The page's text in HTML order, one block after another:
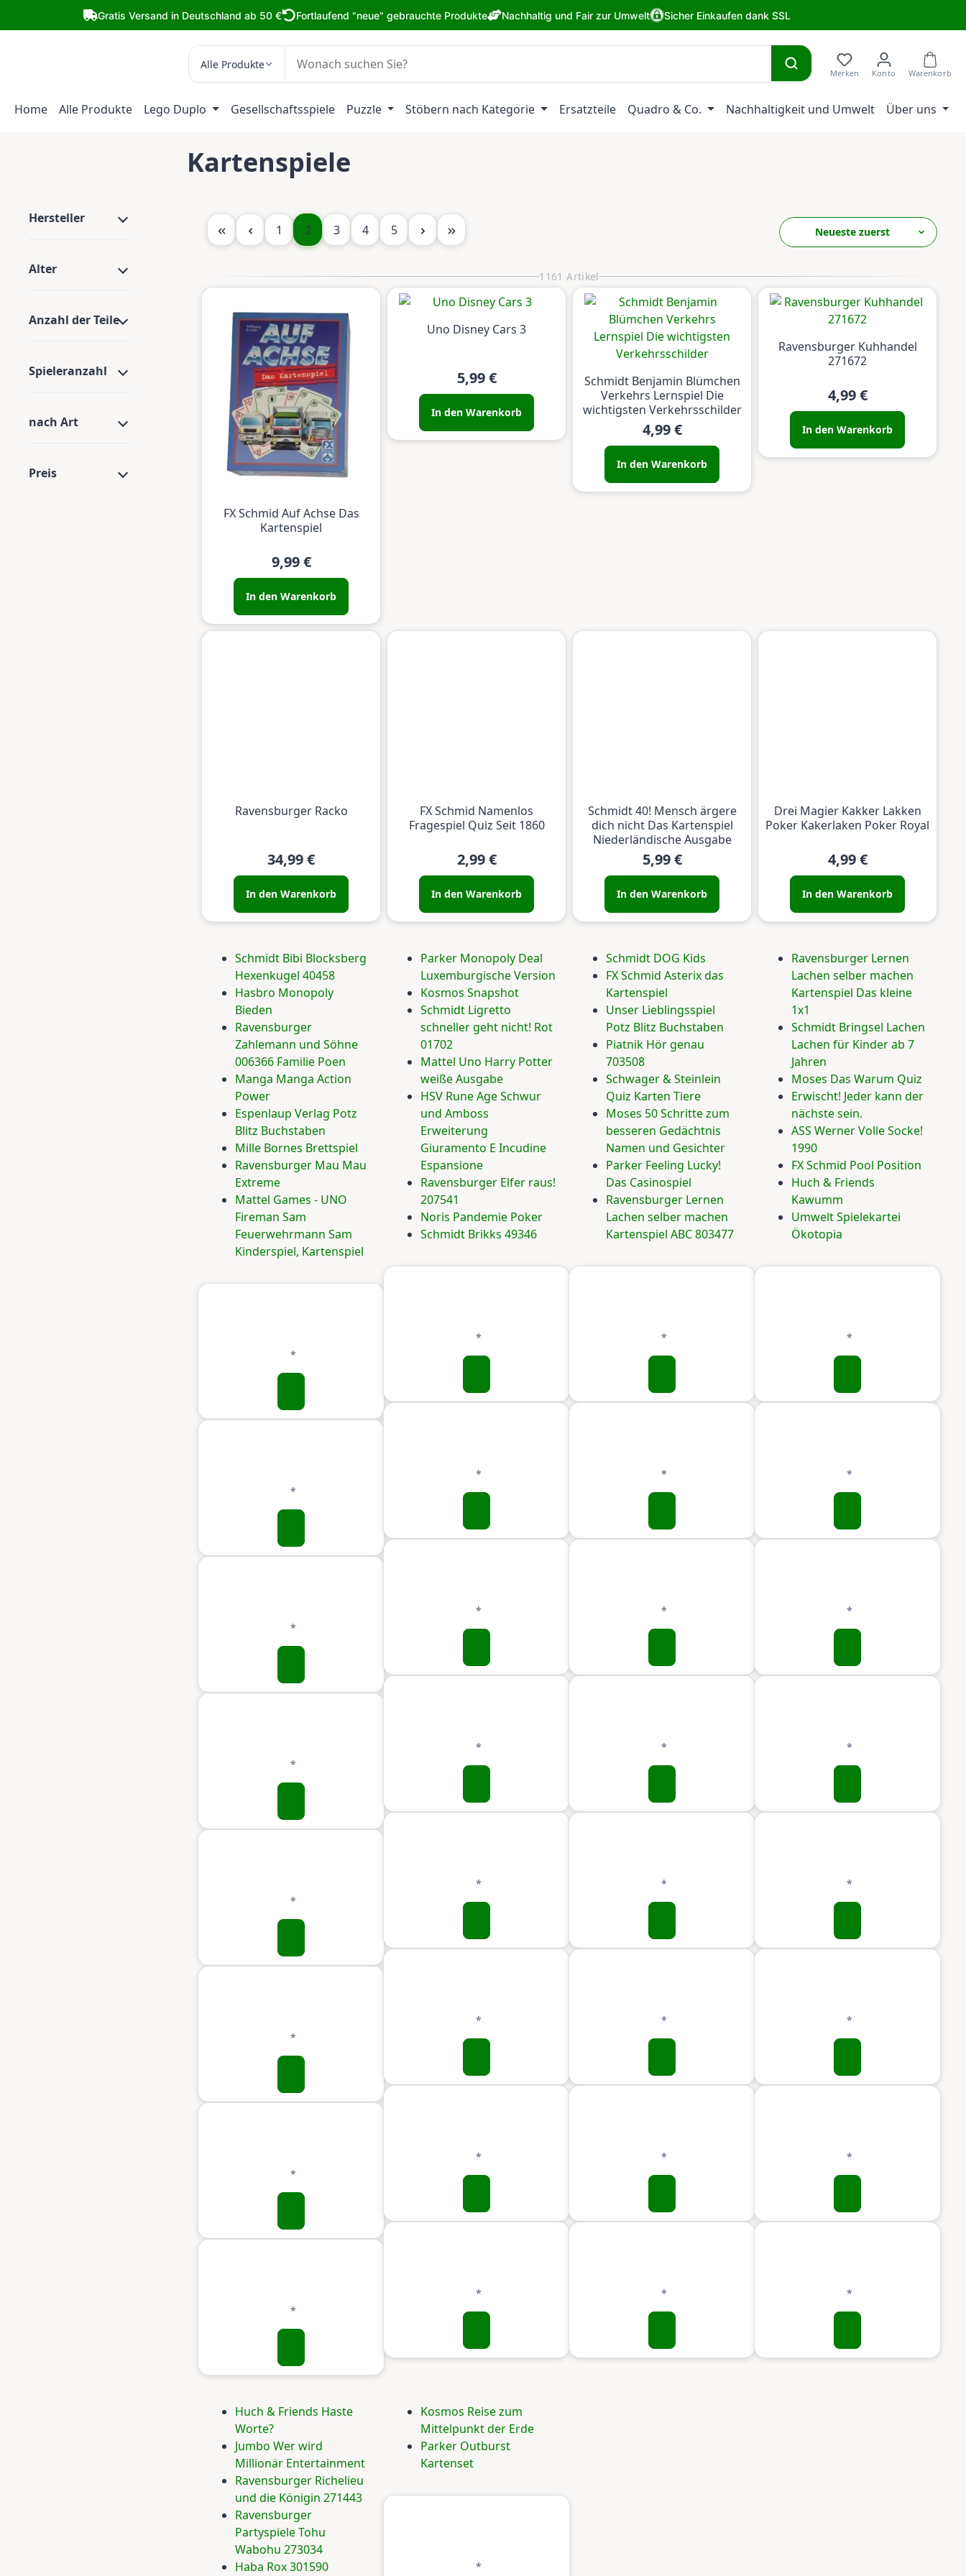
Hauptinhalt springen
Zur Suche springen
Zur Hauptnavigation springen
Gratis Versand in Deutschland ab 50 € Fortlaufend "neue" gebrauchte Produkte Nachhaltig und Fair zur Umwelt Sicher Einkaufen dank SSL
Alle Produkte
Home Alle Produkte Lego Duplo Gesellschaftsspiele Puzzle Stöbern nach Kategorie Ersatzteile Quadro & Co. Nachhaltigkeit und Umwelt Über uns
Hersteller
Alter
Anzahl der Teile
Spieleranzahl
nach Art
Preis
Kartenspiele
Seite
1 Seite
2 Seite
3 Seite
4 Seite
5
1161 Artikel
FX Schmid Auf Achse Das
Kartenspiel
9,99 €
In den Warenkorb
Uno Disney Cars 3
5,99 €
In den Warenkorb
Schmidt Benjamin Blümchen
Verkehrs Lernspiel Die
wichtigsten Verkehrsschilder
4,99 €
In den Warenkorb
Ravensburger Kuhhandel
271672
4,99 €
In den Warenkorb
Ravensburger Racko
34,99 €
In den Warenkorb
FX Schmid Namenlos
Fragespiel Quiz Seit 1860
2,99 €
In den Warenkorb
Schmidt 40! Mensch ärgere
dich nicht Das Kartenspiel
Niederländische Ausgabe
5,99 €
In den Warenkorb
Drei Magier Kakker Lakken
Poker Kakerlaken Poker Royal
4,99 €
In den Warenkorb
Schmidt Bibi Blocksberg
Hexenkugel 40458
Hasbro Monopoly
Bieden
Ravensburger
Zahlemann und Söhne
006366 Familie Poen
Manga Manga Action
Power
Espenlaup Verlag Potz
Blitz Buchstaben
Mille Bornes Brettspiel
Ravensburger Mau Mau
Extreme
Mattel Games - UNO
Fireman Sam
Feuerwehrmann Sam
Kinderspiel, Kartenspiel
Parker Monopoly Deal
Luxemburgische Version
Kosmos Snapshot
Schmidt Ligretto
schneller geht nicht! Rot
01702
Mattel Uno Harry Potter
weiße Ausgabe
HSV Rune Age Schwur
und Amboss
Erweiterung
Giuramento E Incudine
Espansione
Ravensburger Elfer raus!
207541
Noris Pandemie Poker
Schmidt Brikks 49346
Schmidt DOG Kids
FX Schmid Asterix das
Kartenspiel
Unser Lieblingsspiel
Potz Blitz Buchstaben
Piatnik Hör genau
703508
Schwager & Steinlein
Quiz Karten Tiere
Moses 50 Schritte zum
besseren Gedächtnis
Namen und Gesichter
Parker Feeling Lucky!
Das Casinospiel
Ravensburger Lernen
Lachen selber machen
Kartenspiel ABC 803477
Ravensburger Lernen
Lachen selber machen
Kartenspiel Das kleine
1x1
Schmidt Bringsel Lachen
Lachen für Kinder ab 7
Jahren
Moses Das Warum Quiz
Erwischt! Jeder kann der
nächste sein.
ASS Werner Volle Socke!
1990
FX Schmid Pool Position
Huch & Friends
Kawumm
Umwelt Spielekartei
Ökotopia
Huch & Friends Haste
Worte?
Jumbo Wer wird
Millionär Entertainment
Ravensburger Richelieu
und die Königin 271443
Ravensburger
Partyspiele Tohu
Wabohu 273034
Haba Rox 301590
Kosmos Reise zum
Mittelpunkt der Erde
Parker Outburst
Kartenset